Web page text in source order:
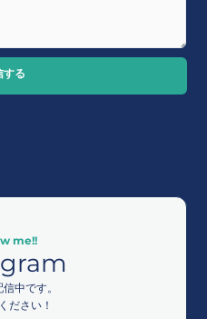
する
me!!
中です。
ださい！